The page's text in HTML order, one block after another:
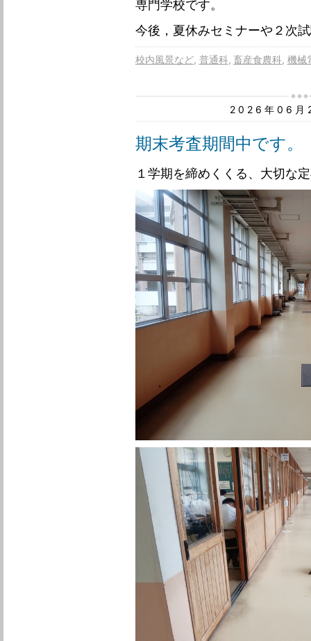
専門学校です。
今後，夏休みセミナーや２次
校内風景など 普通科 畜産食農科 機械
2026年06月
期末考査期間中です。
１学期を締めくくる、大切な